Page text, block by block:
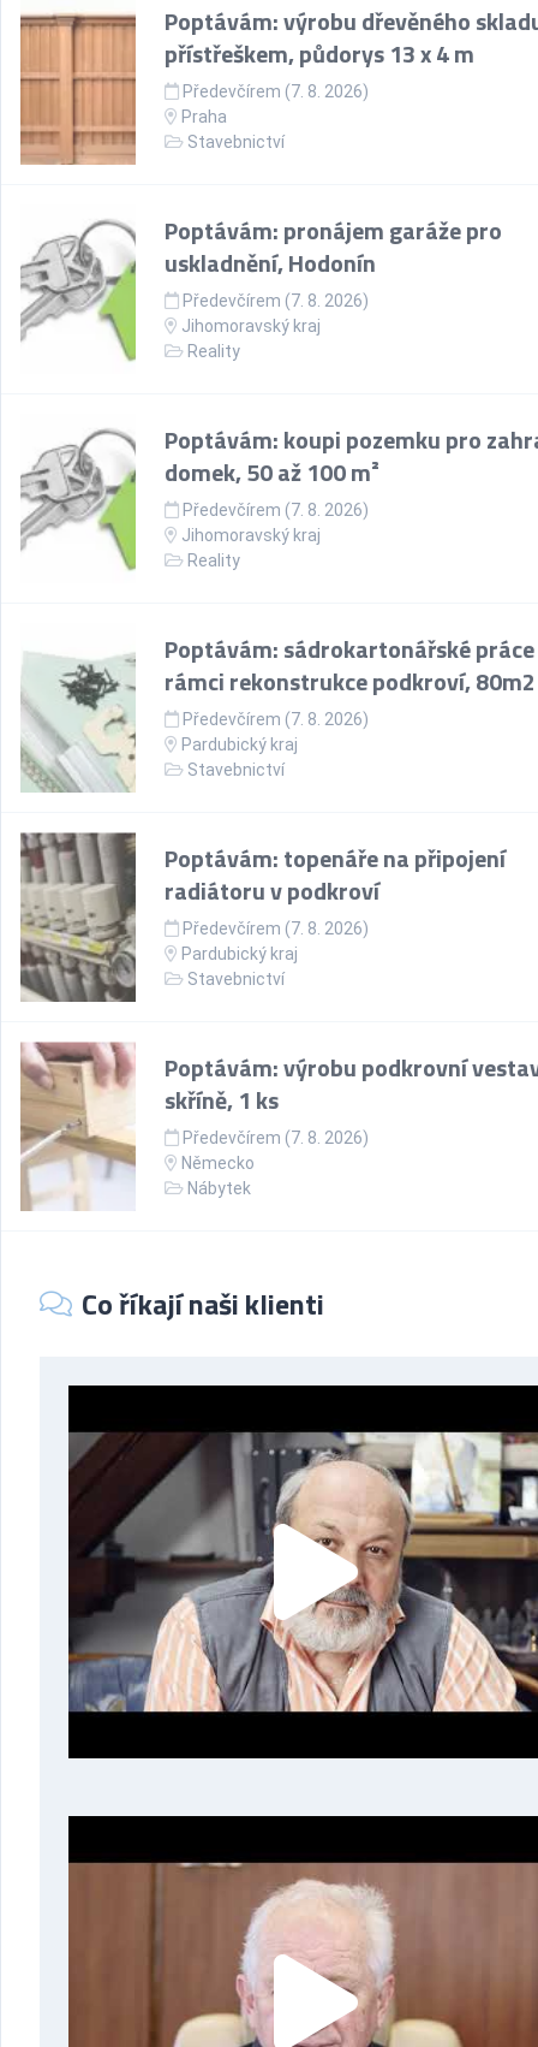
Poptávám: výrobu dřevěného
přístřeškem, půdorys 13 x 4 m
Předevčírem (7. 8. 2026)
Praha
Stavebnictví
Poptávám: pronájem garáže pro
uskladnění, Hodonín
Předevčírem (7. 8. 2026)
Jihomoravský kraj
Reality
Poptávám: koupi pozemku pro
domek, 50 až 100 m²
Předevčírem (7. 8. 2026)
Jihomoravský kraj
Reality
Poptávám: sádrokartonářské
rámci rekonstrukce podkroví, 80m2
Předevčírem (7. 8. 2026)
Pardubický kraj
Stavebnictví
Poptávám: topenáře na připojení
radiátoru v podkroví
Předevčírem (7. 8. 2026)
Pardubický kraj
Stavebnictví
Poptávám: výrobu podkrovní
skříně, 1 ks
Předevčírem (7. 8. 2026)
Německo
Nábytek
Co říkají naši klienti